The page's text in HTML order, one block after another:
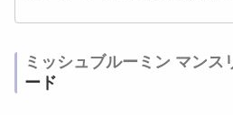
ミッシュブルーミン マンス
ード